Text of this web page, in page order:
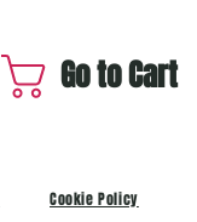
Go to Cart
Cookie Policy